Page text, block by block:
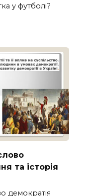
у футболі?
та історія
демократія